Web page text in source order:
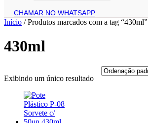
CHAMAR NO WHATSAPP
Início / Produtos marcados com a tag “430ml”
430ml
Exibindo um único resultado